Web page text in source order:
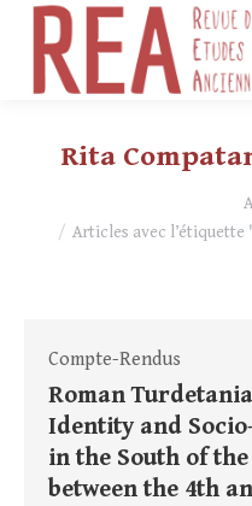
Rita
Articles avec l’étiquette
Compte-Rendus
Roman
Identity and
in the South of
between the 4th